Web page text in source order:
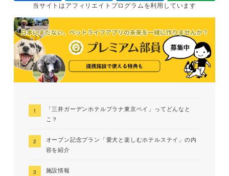
当サイトはアフィリエイトプログラムを利用しています
「三井ガーデンホテルプラナ東京ベイ」ってどんなと
こ？
オープン記念プラン「愛犬と楽しむホテルステイ」の内
容を紹介
施設情報